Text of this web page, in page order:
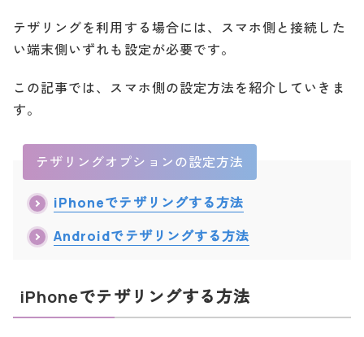
テザリングを利用する場合には、スマホ側と接続した
い端末側いずれも設定が必要です。
この記事では、スマホ側の設定方法を紹介していきま
す。
テザリングオプションの設定方法
iPhoneでテザリングする方法
Androidでテザリングする方法
iPhoneでテザリングする方法